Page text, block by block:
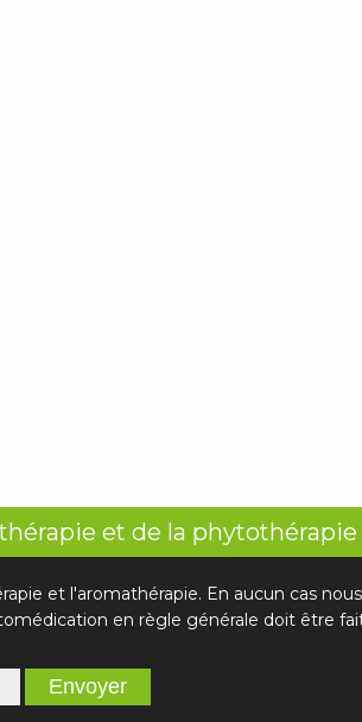
et de la phytothérapie
et l'aromathérapie. En aucun cas
en règle générale doit être